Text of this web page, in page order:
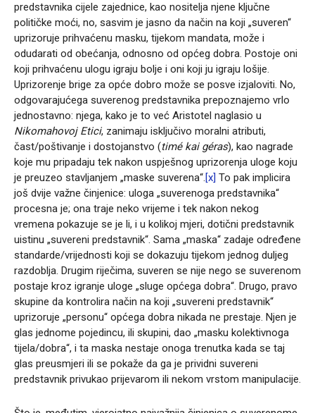
predstavnika cijele zajednice, kao nositelja njene ključne
političke moći, no, sasvim je jasno da način na koji „suveren“
uprizoruje prihvaćenu masku, tijekom mandata, može i
odudarati od obećanja, odnosno od općeg dobra. Postoje oni
koji prihvaćenu ulogu igraju bolje i oni koji ju igraju lošije.
Uprizorenje brige za opće dobro može se posve izjaloviti. No,
odgovarajućega suverenog predstavnika prepoznajemo vrlo
jednostavno: njega, kako je to već Aristotel naglasio u
Nikomahovoj Etici, zanimaju isključivo moralni atributi,
čast/poštivanje i dostojanstvo (timé kai géras), kao nagrade
koje mu pripadaju tek nakon uspješnog uprizorenja uloge koju
je preuzeo stavljanjem „maske suverena“.[x] To pak implicira
još dvije važne činjenice: uloga „suverenoga predstavnika“
procesna je; ona traje neko vrijeme i tek nakon nekog
vremena pokazuje se je li, i u kolikoj mjeri, dotični predstavnik
uistinu „suvereni predstavnik“. Sama „maska“ zadaje određene
standarde/vrijednosti koji se dokazuju tijekom jednog duljeg
razdoblja. Drugim riječima, suveren se nije nego se suverenom
postaje kroz igranje uloge „sluge općega dobra“. Drugo, pravo
skupine da kontrolira način na koji „suvereni predstavnik“
uprizoruje „personu“ općega dobra nikada ne prestaje. Njen je
glas jednome pojedincu, ili skupini, dao „masku kolektivnoga
tijela/dobra“, i ta maska nestaje onoga trenutka kada se taj
glas preusmjeri ili se pokaže da ga je prividni suvereni
predstavnik privukao prijevarom ili nekom vrstom manipulacije.